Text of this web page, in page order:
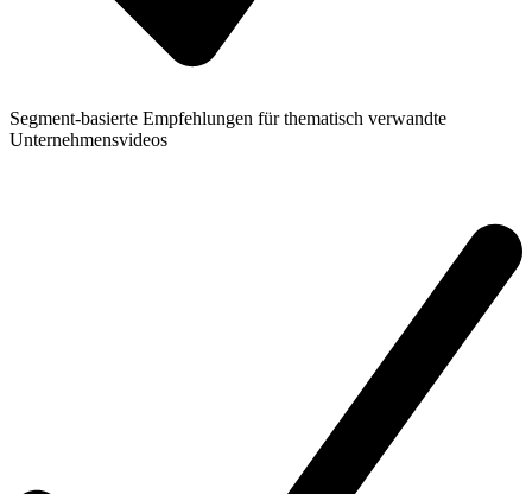
Segment-basierte Empfehlungen für thematisch verwandte
Unternehmensvideos